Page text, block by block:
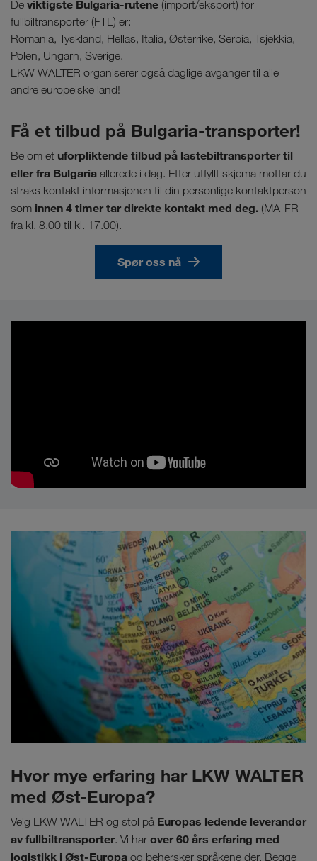
De viktigste Bulgaria-rutene (import/eksport) for
fullbiltransporter (FTL) er:
Romania, Tyskland, Hellas, Italia, Østerrike, Serbia, Tsjekkia,
Polen, Ungarn, Sverige.
LKW WALTER organiserer også daglige avganger til alle
andre europeiske land!
Få et tilbud på Bulgaria-transporter!
Be om et uforpliktende tilbud på lastebiltransporter til
eller fra Bulgaria allerede i dag. Etter utfyllt skjema mottar du
straks kontakt informasjonen til din personlige kontaktperson
som innen 4 timer tar direkte kontakt med deg. (MA-FR
fra kl. 8.00 til kl. 17.00).
Spør oss nå
Hvor mye erfaring har LKW WALTER
med Øst-Europa?
Velg LKW WALTER og stol på Europas ledende leverandør
av fullbiltransporter. Vi har over 60 års erfaring med
logistikk i Øst-Europa og behersker språkene der. Begge